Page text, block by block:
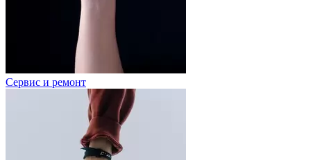
Сервис и ремонт